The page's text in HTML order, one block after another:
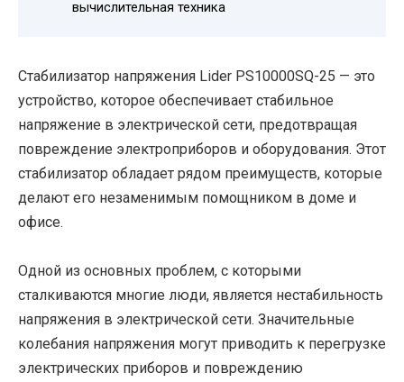
вычислительная техника
Стабилизатор напряжения Lider PS10000SQ-25 — это
устройство, которое обеспечивает стабильное
напряжение в электрической сети, предотвращая
повреждение электроприборов и оборудования. Этот
стабилизатор обладает рядом преимуществ, которые
делают его незаменимым помощником в доме и
офисе.
Одной из основных проблем, с которыми
сталкиваются многие люди, является нестабильность
напряжения в электрической сети. Значительные
колебания напряжения могут приводить к перегрузке
электрических приборов и повреждению